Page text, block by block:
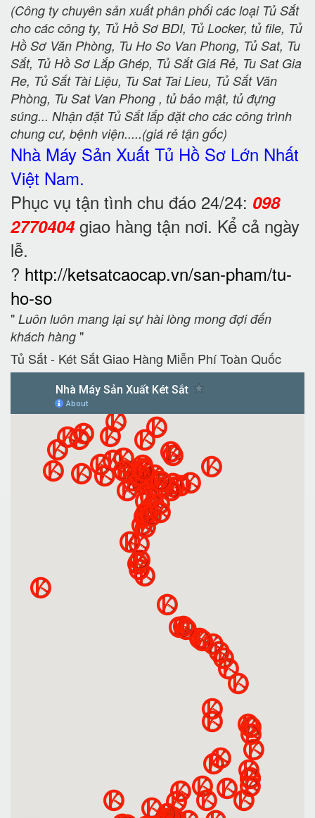
(Công ty chuyên sản xuất phân phối các loại Tủ Sắt
cho các công ty, Tủ Hồ Sơ BDI, Tủ Locker, tủ file, Tủ
Hồ Sơ Văn Phòng, Tu Ho So Van Phong, Tủ Sat, Tu
Sắt, Tủ Hồ Sơ Lắp Ghép, Tủ Sắt Giá Rẻ, Tu Sat Gia
Re, Tủ Sắt Tài Liệu, Tu Sat Tai Lieu, Tủ Sắt Văn
Phòng, Tu Sat Van Phong , tủ bảo mật, tủ đựng
súng... Nhận đặt Tủ Sắt lắp đặt cho các công trình
chung cư, bệnh viện.....(giá rẻ tận gốc)
Nhà Máy Sản Xuất Tủ Hồ Sơ Lớn Nhất
Việt Nam.
Phục vụ tận tình chu đáo 24/24: 098
2770404giao hàng tận nơi. Kể cả ngày
lễ.
? http://ketsatcaocap.vn/san-pham/tu-
ho-so
" Luôn luôn mang lại sự hài lòng mong đợi đến
khách hàng "
Tủ Sắt - Két Sắt Giao Hàng Miễn Phí Toàn Quốc